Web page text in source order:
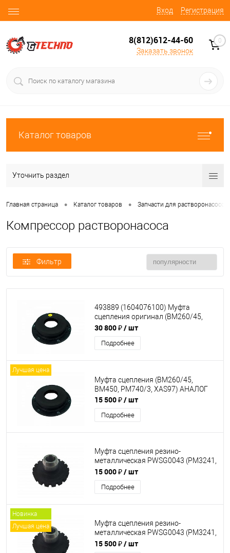
Вход Регистрация
8(812)612-44-60
Заказать звонок
0
Каталог товаров
Уточнить раздел
Главная страница • Каталог товаров • Запчасти для растворонасосов
Компрессор растворонасоса
Фильтр
493889 (1604076100) Муфта
сцепления оригинал (BM260/45,
BM450, PM740/3, XAS97)
30 800 ₽/ шт
Подробнее
Лучшая цена
Муфта сцепления (BM260/45,
BM450, PM740/3, XAS97) АНАЛОГ
15 500 ₽/ шт
Подробнее
Муфта сцепления резино-
металлическая PWSG0043 (PM3241,
BM260-43)
15 000 ₽/ шт
Подробнее
Новинка
Лучшая цена
Муфта сцепления резино-
металлическая PWSG0043 (PM3241,
BM260-43) АНАЛОГ
15 500 ₽/ шт